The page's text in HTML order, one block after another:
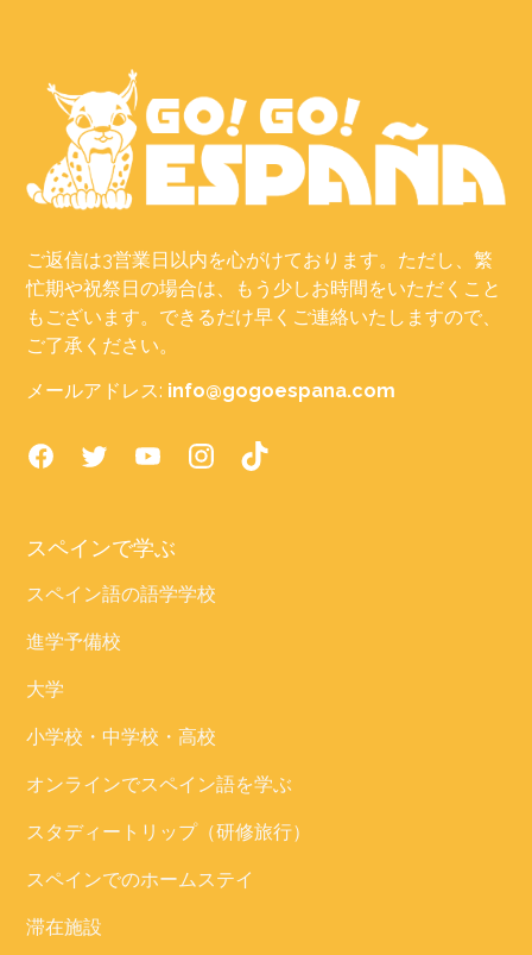
ご返信は3営業日以内を心がけております。ただし、繁
忙期や祝祭日の場合は、もう少しお時間をいただくこと
もございます。できるだけ早くご連絡いたしますので、
ご了承ください。
メールアドレス: info@gogoespana.com
スペインで学ぶ
スペイン語の語学学校
進学予備校
大学
小学校・中学校・高校
オンラインでスペイン語を学ぶ
スタディートリップ（研修旅行）
スペインでのホームステイ
滞在施設